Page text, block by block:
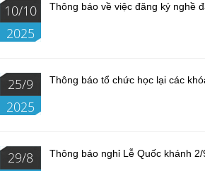
10/10
2025
Thông báo về việc đăng ký nghề
25/9
2025
Thông báo tổ chức học lại các
29/8
Thông báo nghỉ Lễ Quốc khánh